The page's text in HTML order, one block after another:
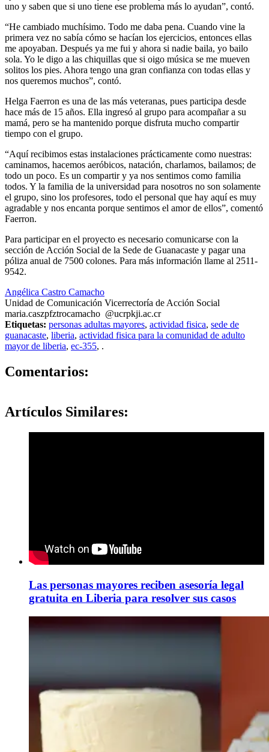
uno y saben que si uno tiene ese problema más lo ayudan”, contó.
“He cambiado muchísimo. Todo me daba pena. Cuando vine la
primera vez no sabía cómo se hacían los ejercicios, entonces ellas
me apoyaban. Después ya me fui y ahora si nadie baila, yo bailo
sola. Yo le digo a las chiquillas que si oigo música se me mueven
solitos los pies. Ahora tengo una gran confianza con todas ellas y
nos queremos muchos”, contó.
Helga Faerron es una de las más veteranas, pues participa desde
hace más de 15 años. Ella ingresó al grupo para acompañar a su
mamá, pero se ha mantenido porque disfruta mucho compartir
tiempo con el grupo.
“Aquí recibimos estas instalaciones prácticamente como nuestras:
caminamos, hacemos aeróbicos, natación, charlamos, bailamos; de
todo un poco. Es un compartir y ya nos sentimos como familia
todos. Y la familia de la universidad para nosotros no son solamente
el grupo, sino los profesores, todo el personal que hay aquí es muy
agradable y nos encanta porque sentimos el amor de ellos”, comentó
Faerron.
Para participar en el proyecto es necesario comunicarse con la
sección de Acción Social de la Sede de Guanacaste y pagar una
póliza anual de 7500 colones. Para más información llame al 2511-
9542.
Angélica Castro Camacho
Unidad de Comunicación Vicerrectoría de Acción Social
maria.caszpfztrocamacho @ucrpkji.ac.cr
Etiquetas: personas adultas mayores, actividad fisica, sede de
guanacaste, liberia, actividad fisica para la comunidad de adulto
mayor de liberia, ec-355, .
Comentarios:
Artículos Similares:
Las personas mayores reciben asesoría legal
gratuita en Liberia para resolver sus casos